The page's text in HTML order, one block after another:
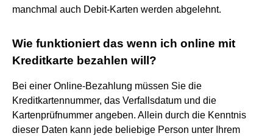
manchmal auch Debit-Karten werden abgelehnt.
Wie funktioniert das wenn ich online mit
Kreditkarte bezahlen will?
Bei einer Online-Bezahlung müssen Sie die
Kreditkartennummer, das Verfallsdatum und die
Kartenprüfnummer angeben. Allein durch die Kenntnis
dieser Daten kann jede beliebige Person unter Ihrem